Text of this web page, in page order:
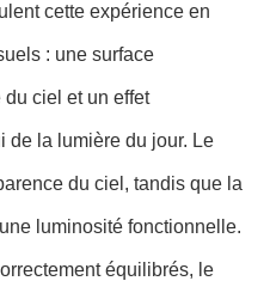
cette expérience en
: une surface
ciel et un effet
de la lumière du jour. Le
du ciel, tandis que la
luminosité fonctionnelle.
équilibrés, le